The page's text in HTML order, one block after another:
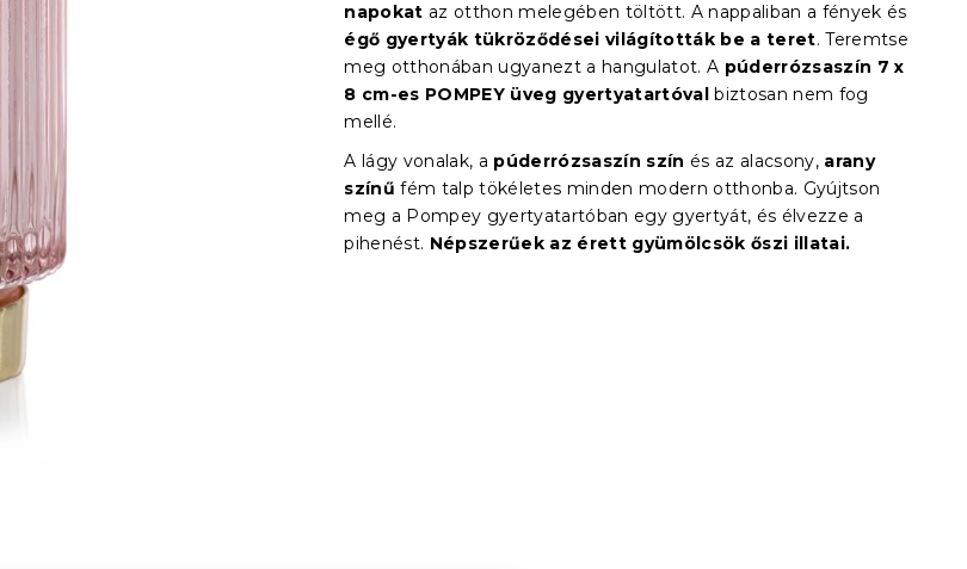
napokat az otthon melegében töltött. A nappaliban a fények és
égő gyertyák tükröződései világították be a teret. Teremtse
meg otthonában ugyanezt a hangulatot. A púderrózsaszín 7 x
8 cm-es POMPEY üveg gyertyatartóval biztosan nem fog
mellé.
A lágy vonalak, a púderrózsaszín szín és az alacsony, arany
színű fém talp tökéletes minden modern otthonba. Gyújtson
meg a Pompey gyertyatartóban egy gyertyát, és élvezze a
pihenést. Népszerűek az érett gyümölcsök őszi illatai.